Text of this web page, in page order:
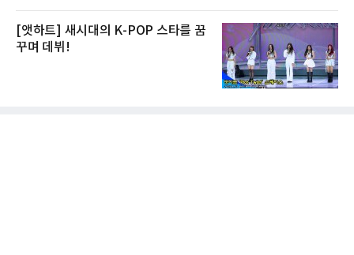
[앳하트] 새시대의 K-POP 스타를 꿈
꾸며 데뷔!